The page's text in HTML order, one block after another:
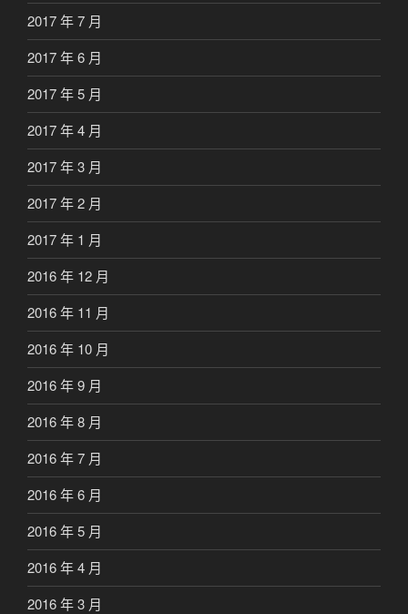
2017 年 7 月
2017 年 6 月
2017 年 5 月
2017 年 4 月
2017 年 3 月
2017 年 2 月
2017 年 1 月
2016 年 12 月
2016 年 11 月
2016 年 10 月
2016 年 9 月
2016 年 8 月
2016 年 7 月
2016 年 6 月
2016 年 5 月
2016 年 4 月
2016 年 3 月